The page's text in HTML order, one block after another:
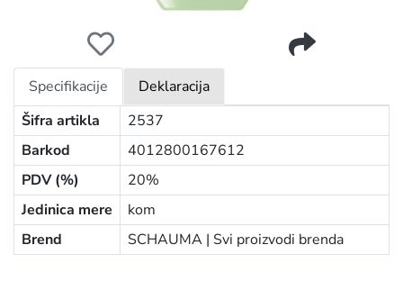
Specifikacije
Deklaracija
Šifra artikla
2537
Barkod
4012800167612
PDV (%)
20%
Jedinica mere
kom
Brend
SCHAUMA | Svi proizvodi brenda